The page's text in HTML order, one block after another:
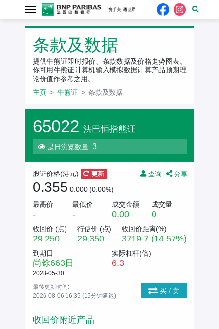
条款及数据
提供牛熊证即时报价、条款数据及价格走势图表。
你可用牛熊证计算机输入模拟数据计算产品预期理
论价值作参考之用。
主页
牛熊证 条款及数据
65022 法巴恒指熊证
是日浏览数量: 3
查询 分享
股证价格(港元) 更新
0.355 0.000 (0.00%)
最高价
-
最低价
-
成交金额
0.00
成交量
0
收回价 (点)
29,250
行使价 (点)
29,350
收回价距离(%)
3719.7 (14.57%)
到期日
尚馀663日
2028-05-30
实际杠杆(倍)
6.3
最後更新时间:
2026-08-06 16:35 (15分钟延迟)
买 / 卖
收回价附近产品